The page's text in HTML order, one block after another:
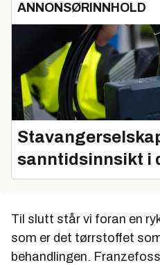
ANNONSØRINNHOLD
sanntidsinnsikt i
Til slutt står vi foran en
som er det tørrstoffet
behandlingen.